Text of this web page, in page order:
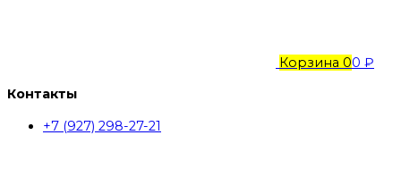
Корзина 00 ₽
Контакты
+7 (927) 298-27-21